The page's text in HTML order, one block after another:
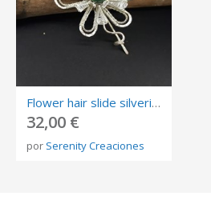
Flower hair slide silvering for special event.
32,00 €
por Serenity Creaciones